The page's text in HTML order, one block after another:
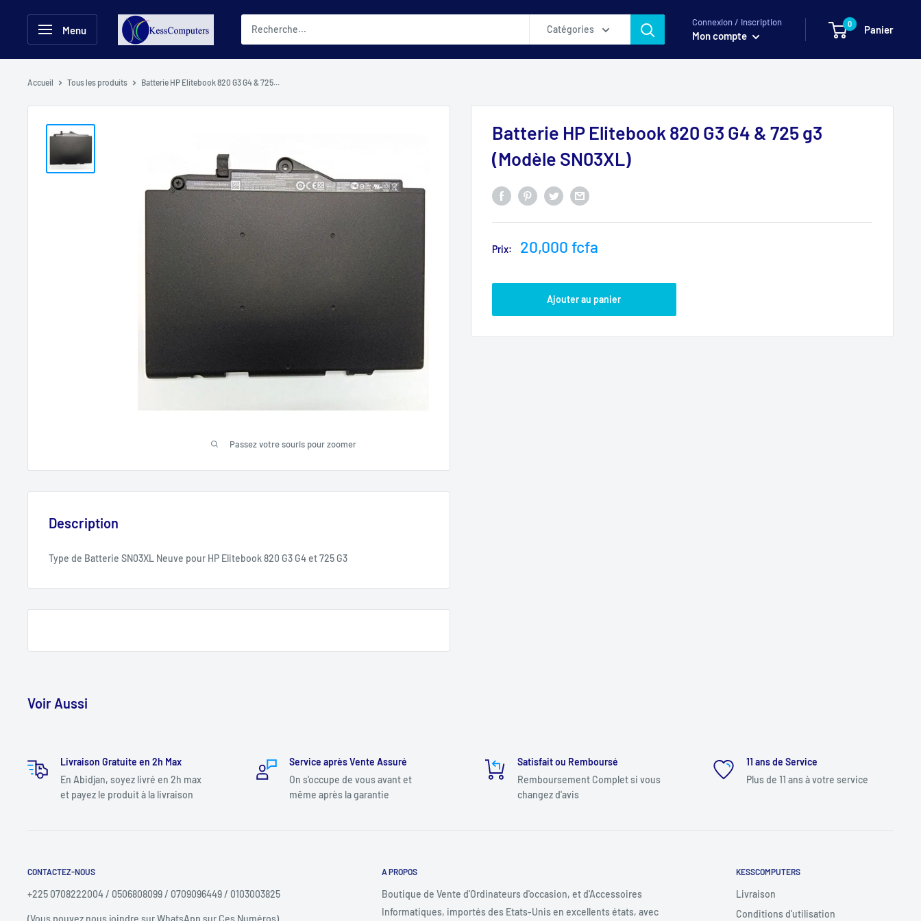
contenu
Menu
KessComputers
Catégories
Connexion / Inscription
Mon compte
0 Panier
Accueil Tous les produits Batterie HP Elitebook 820 G3 G4 & 725...
Passez votre souris pour zoomer
Batterie HP Elitebook 820 G3 G4 & 725 g3
(Modèle SN03XL)
Prix:
Prix
20,000 fcfa
Ajouter au panier
Description
Type de Batterie SN03XL Neuve pour HP Elitebook 820 G3 G4 et 725 G3
Voir Aussi
Livraison Gratuite en 2h Max
En Abidjan, soyez livré en 2h max
et payez le produit à la livraison
Service après Vente Assuré
On s'occupe de vous avant et
même après la garantie
Satisfait ou Remboursé
Remboursement Complet si vous
changez d'avis
11 ans de Service
Plus de 11 ans à votre service
CONTACTEZ-NOUS
+225 0708222004 / 0506808099 / 0709096449 / 0103003825
(Vous pouvez nous joindre sur WhatsApp sur Ces Numéros)
A PROPOS
Boutique de Vente d'Ordinateurs d'occasion, et d'Accessoires
Informatiques, importés des Etats-Unis en excellents états, avec
KESSCOMPUTERS
Livraison
Conditions d'utilisation